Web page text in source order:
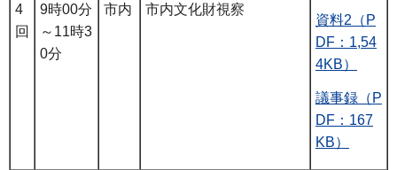
4
回
9時00分
～11時3
0分
市内 市内文化財視察
資料2（P
DF：1,54
4KB）
議事録（P
DF：167
KB）